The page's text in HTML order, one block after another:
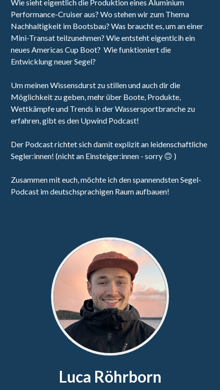
Wie sieht eigentlich die Produktion eines Aluminium
Performance-Cruiser aus? Wo stehen wir zum Thema
Nachhaltigkeit im Bootsbau? Was braucht es, um an einer
Mini-Transat teilzunehmen? Wie entsteht eigentlcih ein
neues Americas Cup Boot? Wie funktioniert die
Entwicklung neuer Segel?
Um meinen Wissensdurst zu stillen und auch dir die
Möglichkeit zu geben, mehr über Boote, Produkte,
Wettkämpfe und Trends in der Wassersportbranche zu
erfahren, gibt es den Upwind Podcast!
Der Podcast richtet sich damit explizit an leidenschaftliche
Segler:innen! (nicht an Einsteiger:innen - sorry 🙃 )
Zusammen mit euch, möchte ich den spannendsten Segel-
Podcast im deutschsprachigen Raum aufbauen!
Luca Röhrborn